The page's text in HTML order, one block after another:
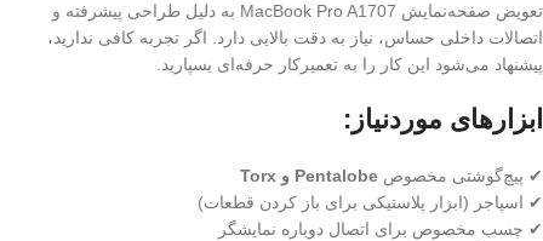
تعویض صفحه‌نمایش MacBook Pro A1707 به دلیل طراحی پیشرفته و
اتصالات داخلی حساس، نیاز به دقت بالایی دارد. اگر تجربه کافی ندارید،
پیشنهاد می‌شود این کار را به تعمیرکار حرفه‌ای بسپارید.
ابزارهای موردنیاز:
✔ پیچ‌گوشتی مخصوص Pentalobe و Torx
✔ اسپاجر (ابزار پلاستیکی برای باز کردن قطعات)
✔ چسب مخصوص برای اتصال دوباره نمایشگر